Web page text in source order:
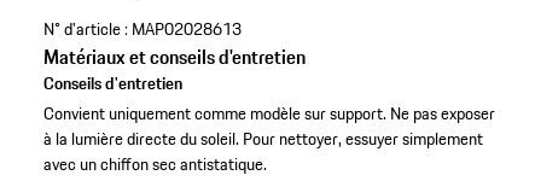
N° d'article : MAP02028613
Matériaux et conseils d'entretien
Conseils d'entretien
Convient uniquement comme modèle sur support. Ne pas exposer
à la lumière directe du soleil. Pour nettoyer, essuyer simplement
avec un chiffon sec antistatique.